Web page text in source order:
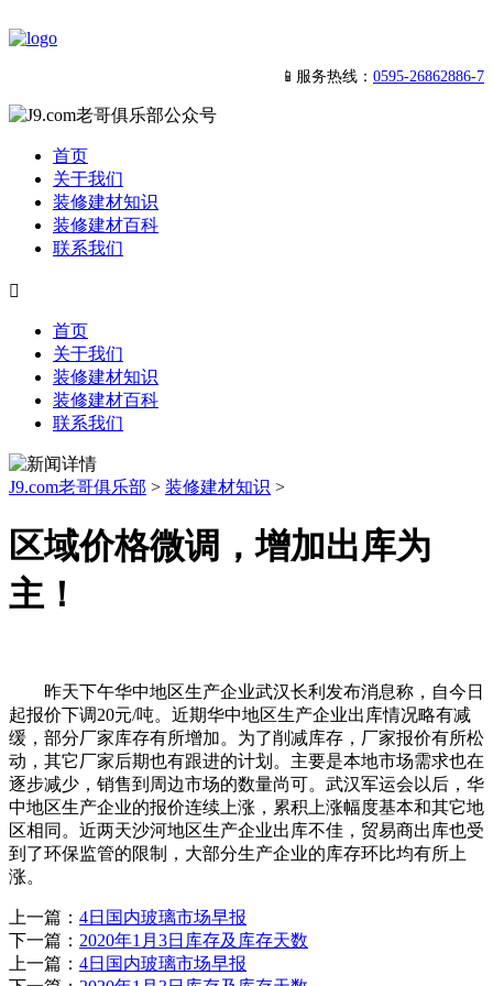
📱服务热线： 0595-26862886-7
首页
关于我们
装修建材知识
装修建材百科
联系我们

首页
关于我们
装修建材知识
装修建材百科
联系我们
J9.com老哥俱乐部 > 装修建材知识 >
区域价格微调，增加出库为
主！
昨天下午华中地区生产企业武汉长利发布消息称，自今日
起报价下调20元/吨。近期华中地区生产企业出库情况略有减
缓，部分厂家库存有所增加。为了削减库存，厂家报价有所松
动，其它厂家后期也有跟进的计划。主要是本地市场需求也在
逐步减少，销售到周边市场的数量尚可。武汉军运会以后，华
中地区生产企业的报价连续上涨，累积上涨幅度基本和其它地
区相同。近两天沙河地区生产企业出库不佳，贸易商出库也受
到了环保监管的限制，大部分生产企业的库存环比均有所上
涨。
上一篇： 4日国内玻璃市场早报
下一篇： 2020年1月3日库存及库存天数
上一篇： 4日国内玻璃市场早报